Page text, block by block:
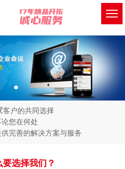
客户的共同选择
论您在何处
完善的解决方案与服务
要选择我们？